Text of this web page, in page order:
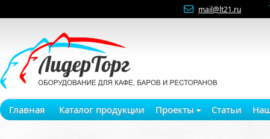
mail@lt21.ru
Главная Каталог продукции Проекты Статьи